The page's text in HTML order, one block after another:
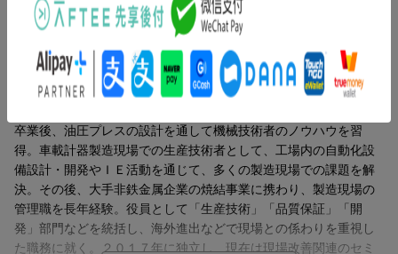
著者情報（「BOOK」データベースより）
長谷川信（ハセガワマコト）
長谷川経営コンサル代表。技術士（機械）、労働安全コンサルタ
卒業後、油圧プレスの設計を通して機械技術者のノウハウを習
得。車載計器製造現場での生産技術者として、工場内の自動化設
備設計・開発やＩＥ活動を通じて、多くの製造現場での課題を解
決。その後、大手非鉄金属企業の焼結事業に携わり、製造現場の
管理職を長年経験。役員として「生産技術」「品質保証」「開
発」部門などを統括し、海外進出などで現場との係わりを重視し
た職務に就く。２０１７年に独立し、現在は現場改善関連のセミ